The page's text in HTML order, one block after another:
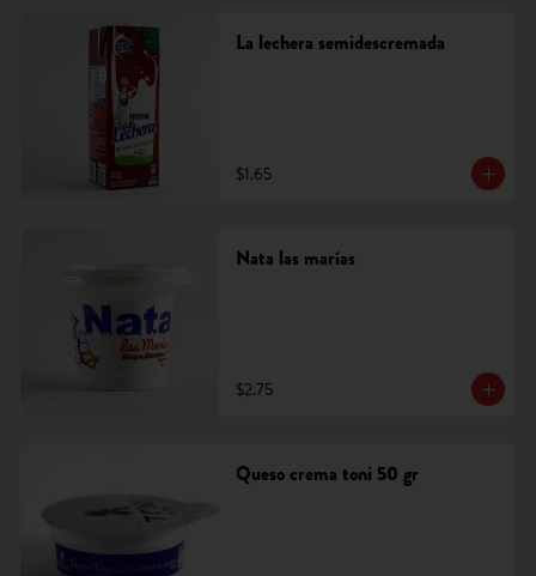
La lechera semidescremada
$1.65
Nata las marías
$2.75
Queso crema toni 50 gr